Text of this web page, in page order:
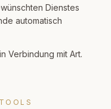
Dienstes
automatisch
Verbindung mit Art.